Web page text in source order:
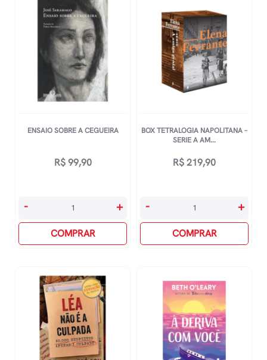
ENSAIO SOBRE A CEGUEIRA
R$99,90
Ensaio
Cegueira
- +
COMPRAR
BOX TETRALOGIA NAPOLITANA –
SERIE A AM...
R$219,90
Box
Napolitana
-
Amiga
Genial
quantidade
- +
COMPRAR